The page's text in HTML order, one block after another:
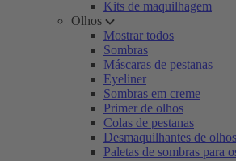
Kits de maquilhagem
Olhos
Mostrar todos
Sombras
Máscaras de pestanas
Eyeliner
Sombras em creme
Primer de olhos
Colas de pestanas
Desmaquilhantes de olhos
Paletas de sombras para